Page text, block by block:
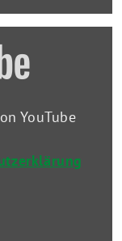
YouTube